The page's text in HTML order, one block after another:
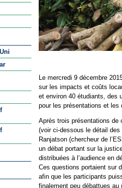
Le mercredi 9 décembre
sur les impacts et coûts
et environ 40 étudiants, des
pour les présentations et les
Après trois présentations de
(voir ci-dessous le détail
Ranjatson (chercheur de
un débat portant sur la
distribuées à l’audience en
Ces questions portaient sur
afin que les participants
finalement peu débattues au